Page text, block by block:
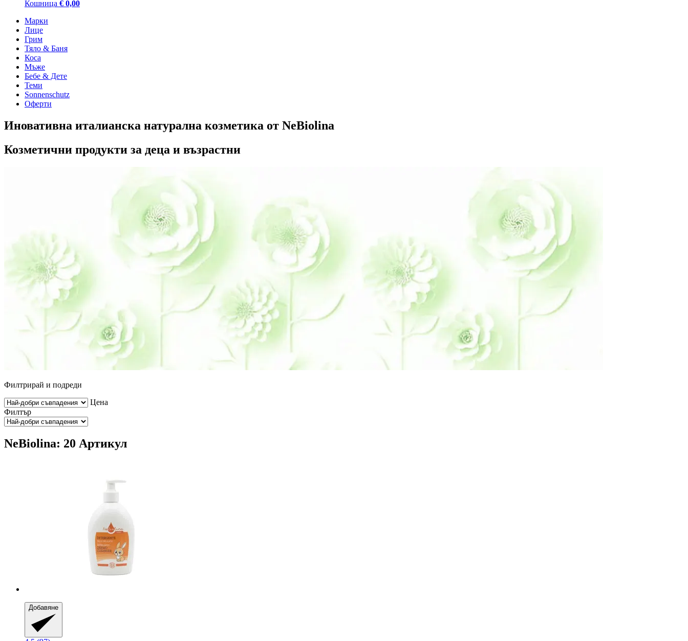
Кошница € 0,00
Марки
Лице
Грим
Тяло & Баня
Коса
Мъже
Бебе & Дете
Теми
Sonnenschutz
Оферти
Иновативна италианска натурална козметика от NeBiolina
Козметични продукти за деца и възрастни
Филтрирай и подреди
Цена
Филтър
NeBiolina: 20 Артикул
Добавяне